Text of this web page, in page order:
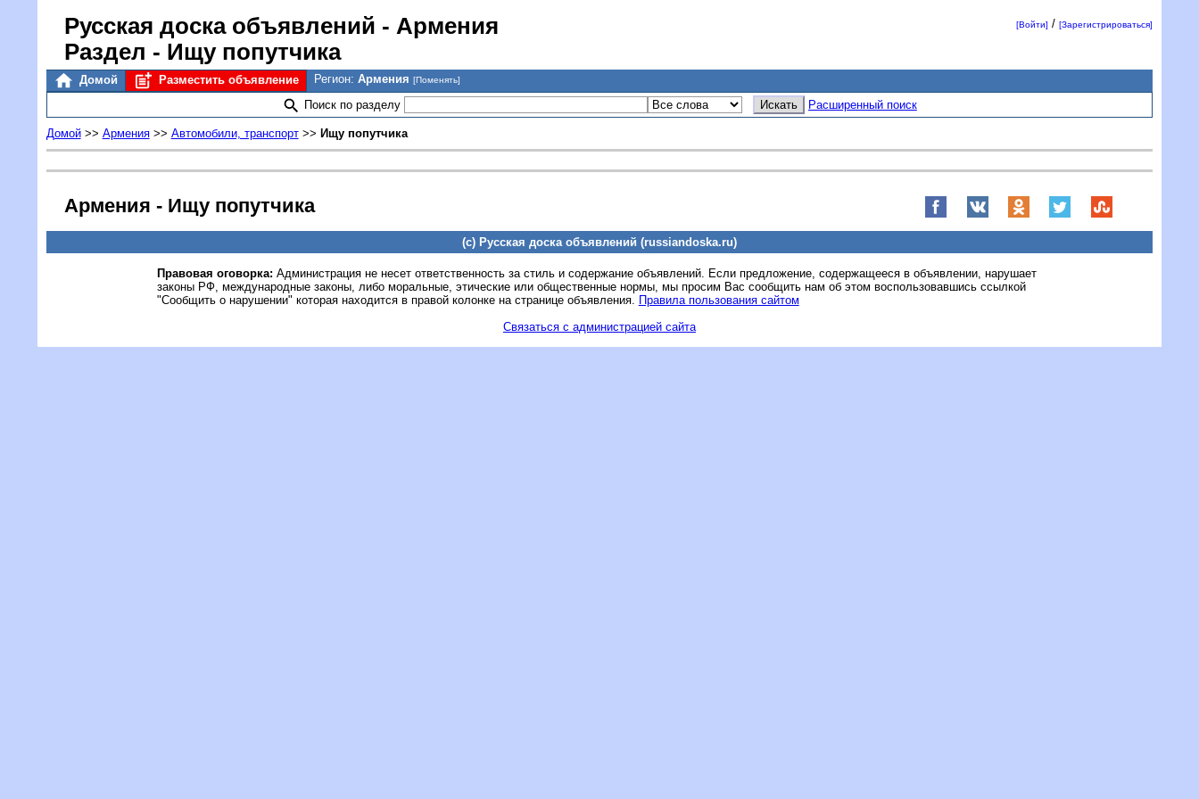
Русская доска объявлений - Армения
Раздел - Ищу попутчика
[Войти] /[Зарегистрироваться]
Домой Разместить объявление Регион: Армения [Поменять]
Поиск по разделу Расширенный поиск
Домой>> Армения>> Автомобили, транспорт>> Ищу попутчика
Армения - Ищу попутчика
(c) Русская доска объявлений (russiandoska.ru)
Правовая оговорка: Администрация не несет ответственность за стиль и содержание объявлений. Если предложение, содержащееся в объявлении, нарушает
законы РФ, международные законы, либо моральные, этические или общественные нормы, мы просим Вас сообщить нам об этом воспользовавшись ссылкой
"Сообщить о нарушении" которая находится в правой колонке на странице объявления. Правила пользования сайтом
Связаться с администрацией сайта